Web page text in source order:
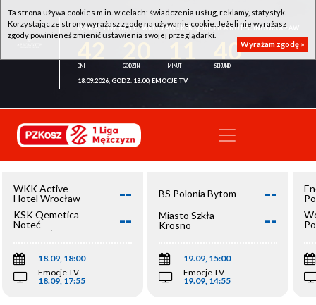
WKK ACTIVE HOTEL WROCŁAW - KSK QEMETICA NOTEĆ INOWROCŁAW
40
18.09.2026, GODZ. 18:00, EMOCJE TV
WKK Active
Hotel Wrocław
--
KSK Qemetica
Noteć
Inowrocław
--
18.09, 18:00
Emocje TV
18.09, 17:55
BS Polonia Bytom --
Miasto Szkła
Krosno
--
19.09, 15:00
Emocje TV
19.09, 14:55
Ta strona używa cookies m.in. w celach: świadczenia usług, reklamy, statystyk.
Korzystając ze strony wyrażasz zgodę na używanie cookie. Jeżeli nie wyrażasz
zgody powinieneś zmienić ustawienia swojej przeglądarki.
Wyrażam zgodę »